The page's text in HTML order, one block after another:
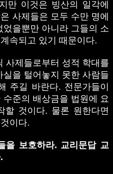
만 이것은 빙산의 일각에
사제들은 모두 수만 명에
을뿐만 아니라 그들의 소
속되고 있기 때문이다.
사제들로부터 성적 학대를
을 털어놓지 못한 사람들
주길 바란다. 전문가들이
준의 배상금을 법원에 요
할 것이다. 물론 원한다면
이다.
을 보호하라. 교리문답 교